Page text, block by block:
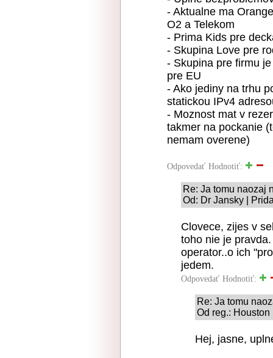
- Aktualne ma
O2 a Telekom
- Prima Kids pre
- Skupina Love pre
- Skupina pre firmu
pre EU
- Ako jediny na trhu
statickou IPv4
- Moznost mat v
takmer na pockanie
nemam overene)
Odpovedať Hodnotiť:
Re: Ja tomu naozaj
Od: Dr Jansky |
Clovece, zijes v
toho nie je
operator..o ich
jedem.
Odpovedať Hodnotiť:
Re: Ja tomu
Od reg.:
Hej, jasne,